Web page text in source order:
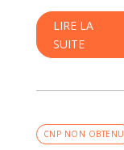
LIRE LA
SUITE
CNP NON OBTENU